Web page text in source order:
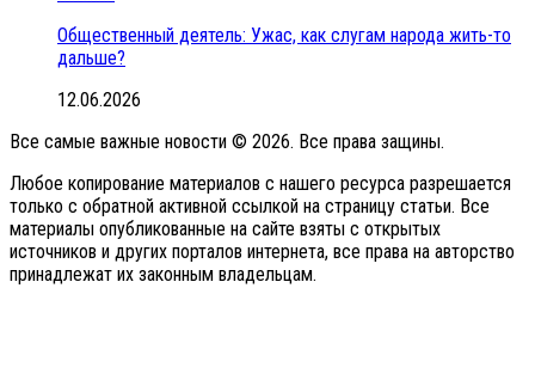
Общественный деятель: Ужас, как слугам народа жить-то
дальше?
12.06.2026
Все самые важные новости © 2026. Все права защины.
Любое копирование материалов с нашего ресурса разрешается
только с обратной активной ссылкой на страницу статьи. Все
материалы опубликованные на сайте взяты с открытых
источников и других порталов интернета, все права на авторство
принадлежат их законным владельцам.